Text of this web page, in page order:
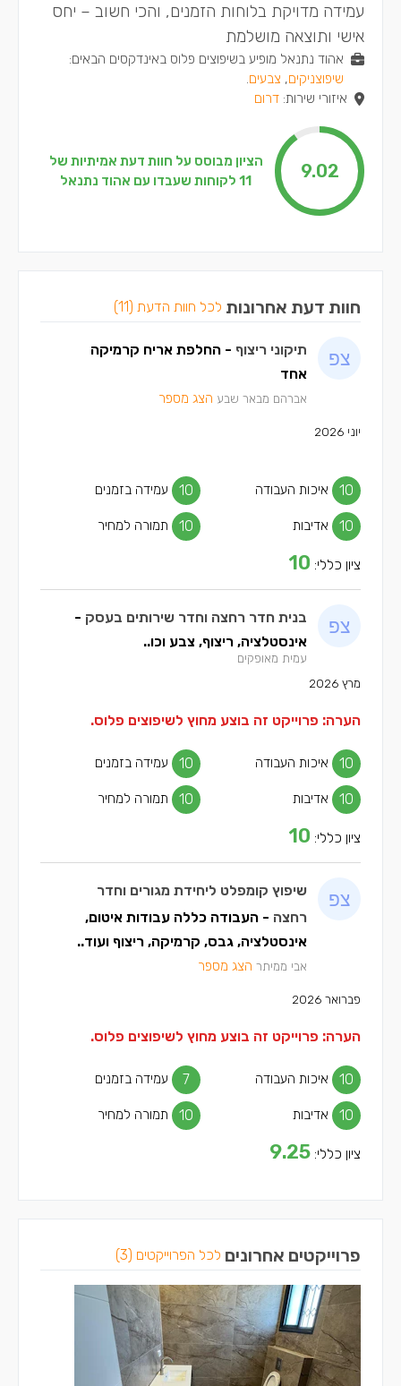
עמידה מדויקת בלוחות הזמנים, והכי חשוב – יחס
אישי ותוצאה מושלמת
אהוד נתנאל מופיע בשיפוצים פלוס באינדקסים הבאים:
שיפוצניקים, צבעים.
איזורי שירות: דרום
9.02
הציון מבוסס על חוות דעת אמיתיות של
11 לקוחות שעבדו עם אהוד נתנאל
חוות דעת אחרונות לכל חוות הדעת (11)
תיקוני ריצוף - החלפת אריח קרמיקה
אחד
אברהם מבאר שבע הצג מספר
יוני 2026
איכות העבודה 10 עמידה בזמנים 10
אדיבות 10 תמורה למחיר 10
ציון כללי: 10
בנית חדר רחצה וחדר שירותים בעסק -
אינסטלציה, ריצוף, צבע וכו..
עמית מאופקים
מרץ 2026
הערה: פרוייקט זה בוצע מחוץ לשיפוצים פלוס.
איכות העבודה 10 עמידה בזמנים 10
אדיבות 10 תמורה למחיר 10
ציון כללי: 10
שיפוץ קומפלט ליחידת מגורים וחדר
רחצה - העבודה כללה עבודות איטום,
אינסטלציה, גבס, קרמיקה, ריצוף ועוד..
אבי ממיתר הצג מספר
פברואר 2026
הערה: פרוייקט זה בוצע מחוץ לשיפוצים פלוס.
איכות העבודה 10 עמידה בזמנים 7
אדיבות 10 תמורה למחיר 10
ציון כללי: 9.25
פרוייקטים אחרונים לכל הפרוייקטים (3)